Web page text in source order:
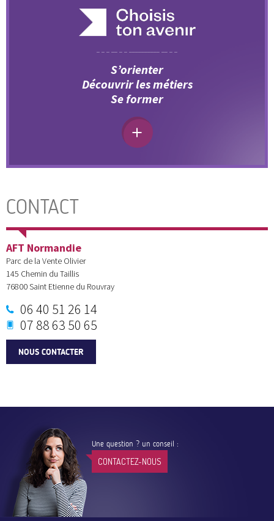
S’orienter
Découvrir les métiers
Se former
CONTACT
AFT Normandie
Parc de la Vente Olivier
145 Chemin du Taillis
76800Saint Etienne du Rouvray
06 40 51 26 14
07 88 63 50 65
NOUS CONTACTER
Une question ? un conseil :
CONTACTEZ-NOUS